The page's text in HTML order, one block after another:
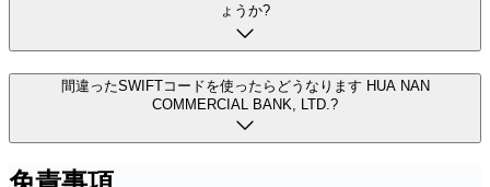
ょうか?
間違ったSWIFTコードを使ったらどうなります HUA NAN
COMMERCIAL BANK, LTD.?